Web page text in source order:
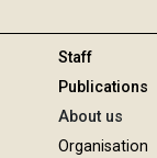
Staff
Publications
About us
Organisation